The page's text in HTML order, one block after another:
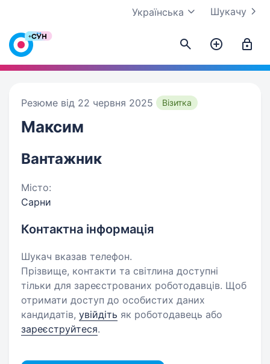
Шукачу
Українська
Резюме від 22 червня 2025 Візитка
Максим
Вантажник
Місто:
Сарни
Контактна інформація
Шукач вказав телефон.
Прізвище, контакти та світлина доступні
тільки для зареєстрованих роботодавців. Щоб
отримати доступ до особистих даних
кандидатів, увійдіть як роботодавець або
зареєструйтеся.